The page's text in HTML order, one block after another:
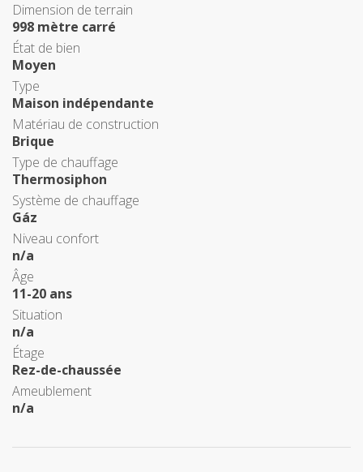
Dimension de terrain
998 mètre carré
État de bien
Moyen
Type
Maison indépendante
Matériau de construction
Brique
Type de chauffage
Thermosiphon
Système de chauffage
Gáz
Niveau confort
n/a
Âge
11-20 ans
Situation
n/a
Étage
Rez-de-chaussée
Ameublement
n/a